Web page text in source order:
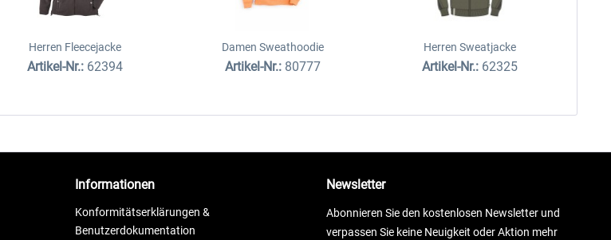
Herren Fleecejacke
Artikel-Nr.: 62394
Damen Sweathoodie
Artikel-Nr.: 80777
Herren Sweatjacke
Artikel-Nr.: 62325
Informationen
Konformitätserklärungen &
Benutzerdokumentation
Newsletter
Abonnieren Sie den kostenlosen Newsletter und
verpassen Sie keine Neuigkeit oder Aktion mehr